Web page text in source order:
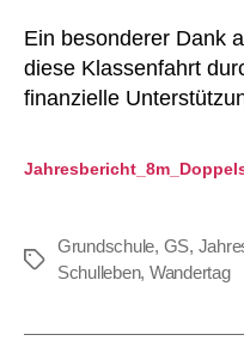
Ein besonderer Dank
diese Klassenfahrt
finanzielle
Schlagwörter
Grundschule, GS,
Schulleben, Wandertag